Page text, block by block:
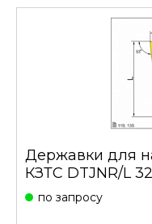
Державки для
КЗТС DTJNR/L
по запросу